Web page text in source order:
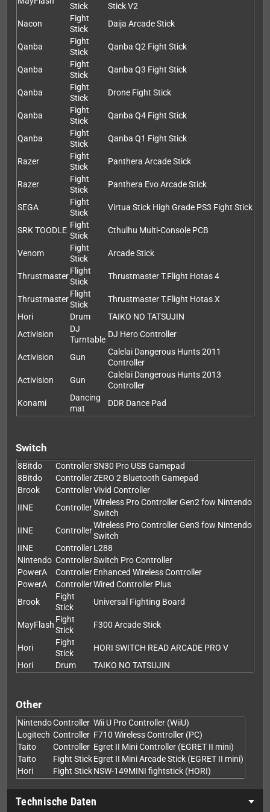
Stick
Stick V2
Nacon
Fight
Stick
Daija Arcade Stick
Qanba
Fight
Stick
Qanba Q2 Fight Stick
Qanba
Fight
Stick
Qanba Q3 Fight Stick
Qanba
Fight
Stick
Drone Fight Stick
Qanba
Fight
Stick
Qanba Q4 Fight Stick
Qanba
Fight
Stick
Qanba Q1 Fight Stick
Razer
Fight
Stick
Panthera Arcade Stick
Razer
Fight
Stick
Panthera Evo Arcade Stick
SEGA
Fight
Stick
Virtua Stick High Grade PS3 Fight Stick
SRK TOODLE
Fight
Stick
Cthulhu Multi-Console PCB
Venom
Fight
Stick
Arcade Stick
Thrustmaster
Flight
Stick
Thrustmaster T.Flight Hotas 4
Thrustmaster
Flight
Stick
Thrustmaster T.Flight Hotas X
Hori
Drum
TAIKO NO TATSUJIN
Activision
DJ
Turntable
DJ Hero Controller
Activision Gun
Calelai Dangerous Hunts 2011
Controller
Activision
Gun
Calelai Dangerous Hunts 2013
Controller
Konami
Dancing
mat
DDR Dance Pad
Switch
8Bitdo ControllerSN30 Pro USB Gamepad
8Bitdo
ControllerZERO 2 Bluetooth Gamepad
Brook
ControllerVivid Controller
IINE
Controller
Wireless Pro Controller Gen2 fow Nintendo
Switch
IINE
Controller
Wireless Pro Controller Gen3 fow Nintendo
Switch
IINE
ControllerL288
Nintendo ControllerSwitch Pro Controller
PowerA
ControllerEnhanced Wireless Controller
PowerA
ControllerWired Controller Plus
Brook
Fight
Stick
Universal Fighting Board
MayFlash
Fight
Stick
F300 Arcade Stick
Hori
Fight
Stick
HORI SWITCH READ ARCADE PRO V
Hori
Drum TAIKO NO TATSUJIN
Other
NintendoController Wii U Pro Controller (WiiU)
Logitech Controller F710 Wireless Controller (PC)
Taito
Controller Egret II Mini Controller (EGRET II mini)
Taito
Fight StickEgret II Mini Arcade Stick (EGRET II mini)
Hori
Fight StickNSW-149MINI fightstick (HORI)
Technische Daten